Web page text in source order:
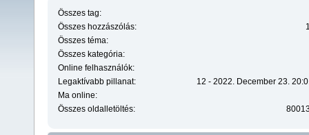
Összes tag:
Összes hozzászólás:
Összes téma:
Összes kategória:
Online felhasználók:
Legaktívabb pillanat:
12 - 2022. December 23.
Ma online:
Összes oldalletöltés: